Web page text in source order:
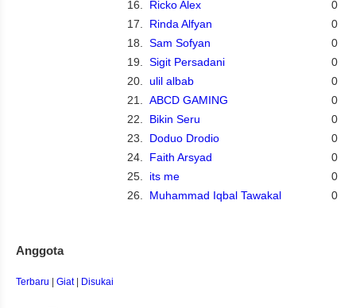
16.
Ricko Alex
0
17.
Rinda Alfyan
0
18.
Sam Sofyan
0
19.
Sigit Persadani
0
20.
ulil albab
0
21.
ABCD GAMING
0
22.
Bikin Seru
0
23.
Doduo Drodio
0
24.
Faith Arsyad
0
25.
its me
0
26.
Muhammad Iqbal Tawakal 0
Anggota
Terbaru | Giat | Disukai